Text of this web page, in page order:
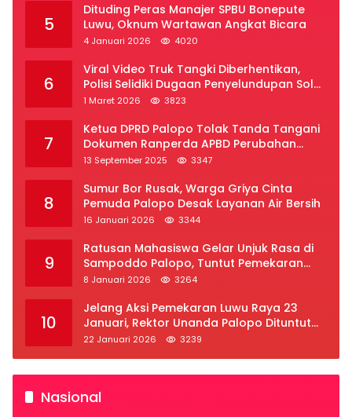
5
Dituding Peras Manajer SPBU Bonepute
Luwu, Oknum Wartawan Angkat Bicara
4 Januari 2026 4020
6
Viral Video Truk Tangki Diberhentikan,
Polisi Selidiki Dugaan Penyelundupan Solar
Subsidi di Palopo
1 Maret 2026 3823
7
Ketua DPRD Palopo Tolak Tanda Tangani
Dokumen Ranperda APBD Perubahan
2025
13 September 2025 3347
8
Sumur Bor Rusak, Warga Griya Cinta
Pemuda Palopo Desak Layanan Air Bersih
16 Januari 2026 3344
9
Ratusan Mahasiswa Gelar Unjuk Rasa di
Sampoddo Palopo, Tuntut Pemekaran
Provinsi Luwu Raya
8 Januari 2026 3264
10
Jelang Aksi Pemekaran Luwu Raya 23
Januari, Rektor Unanda Palopo Dituntut
Liburkan Mahasiswa
22 Januari 2026 3239
Nasional